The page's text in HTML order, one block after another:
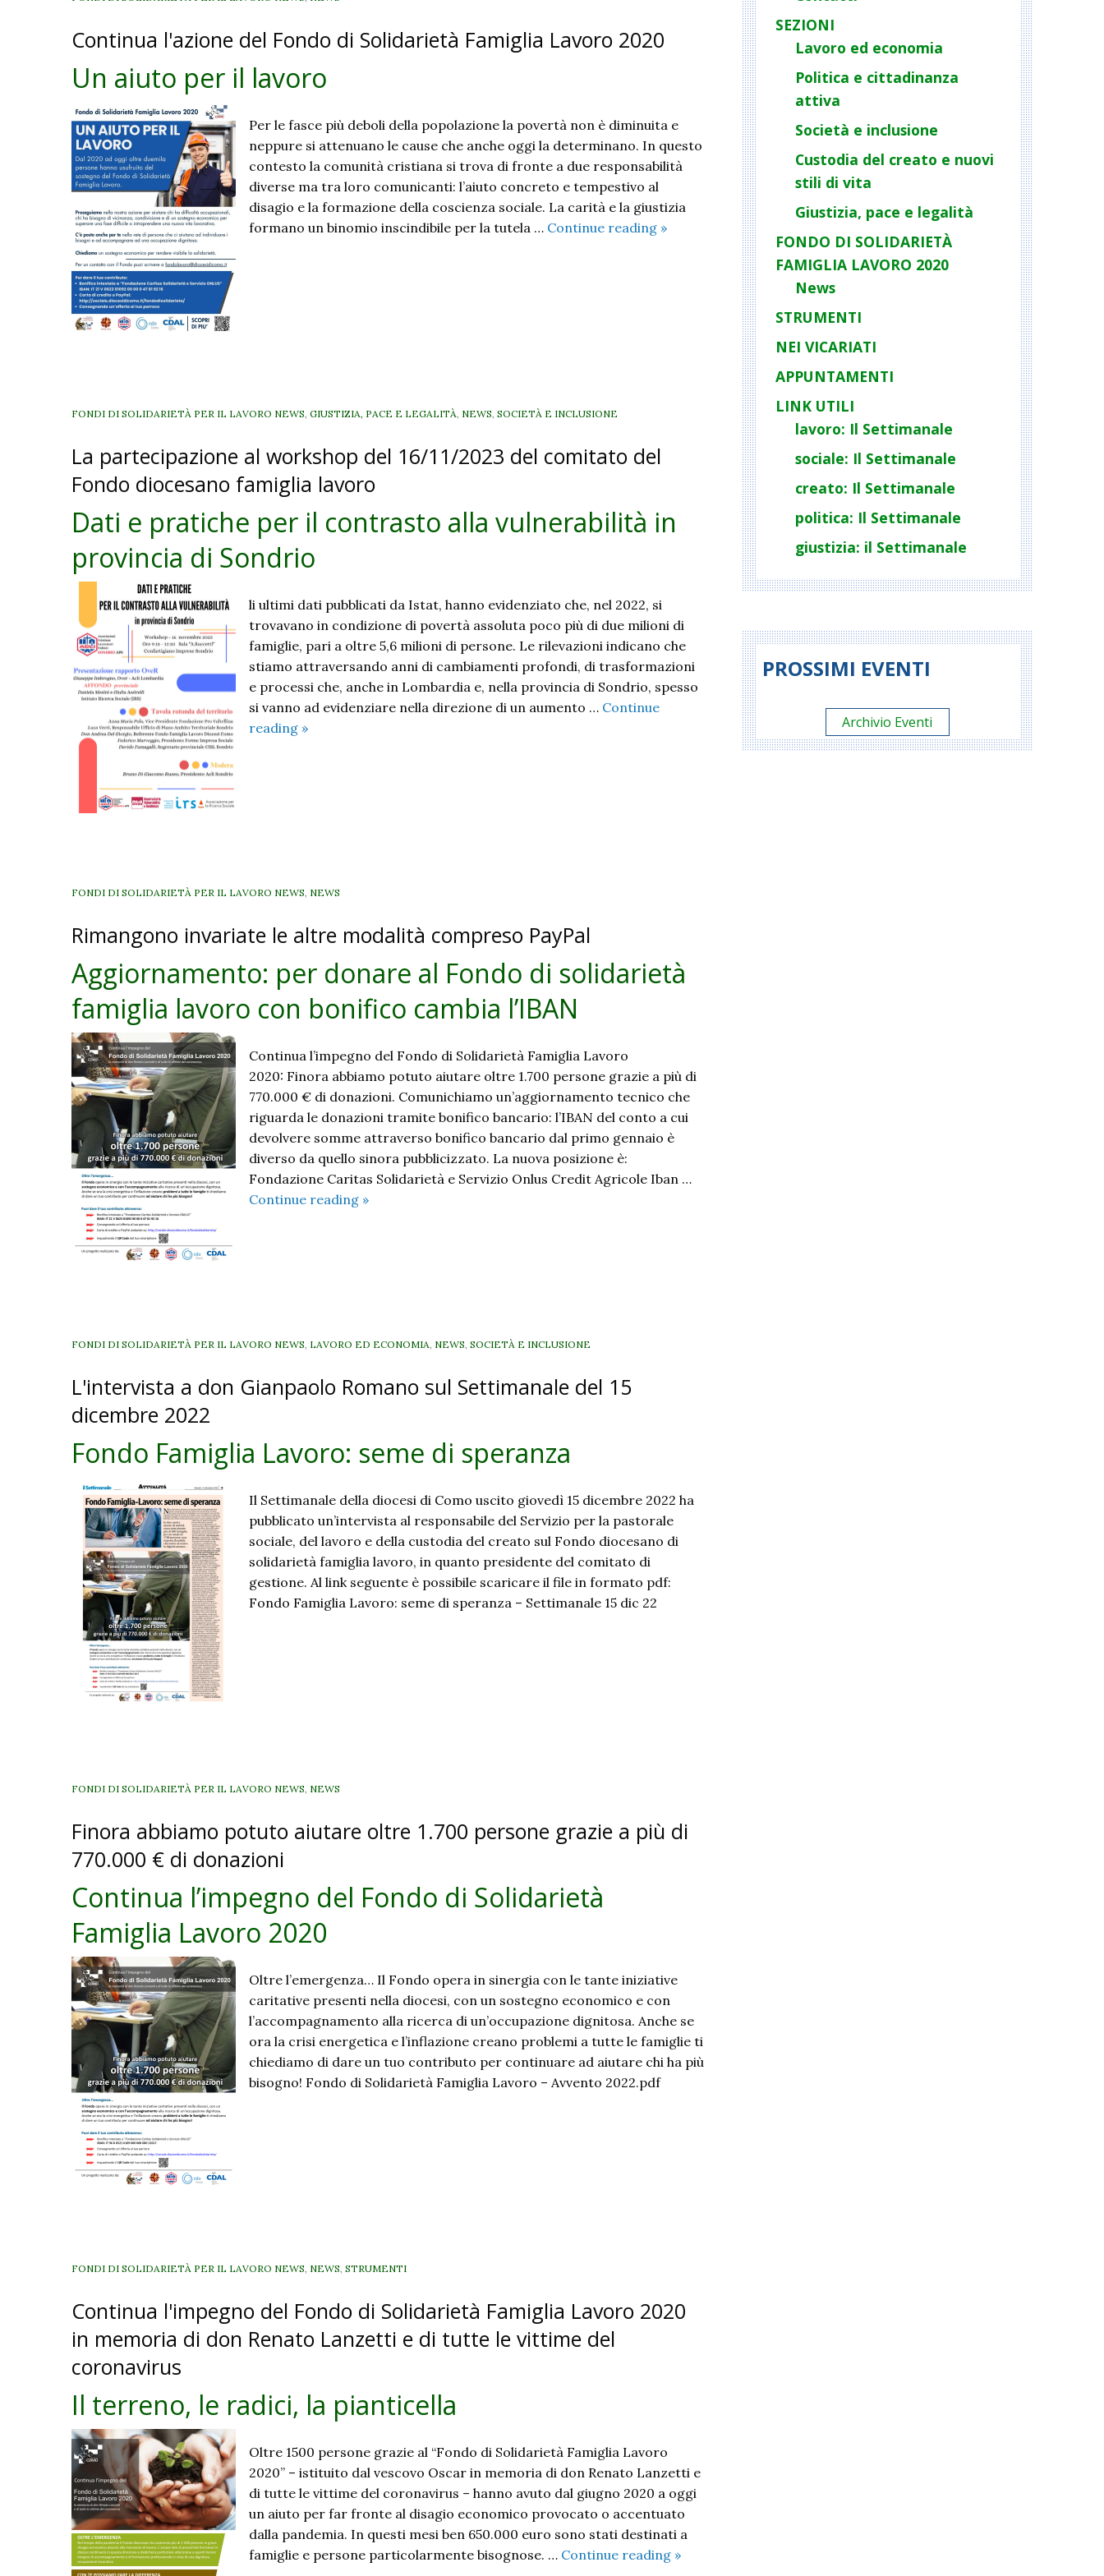
Continua l'azione del Fondo di Solidarietà Famiglia Lavoro 2020
Un aiuto per il lavoro
Per le fasce più deboli della popolazione la povertà non è diminuita e
neppure si attenuano le cause che anche oggi la determinano. In questo
contesto la comunità cristiana si trova di fronte a due responsabilità
diverse ma tra loro comunicanti: l’aiuto concreto e tempestivo al
disagio e la formazione della coscienza sociale. La carità e la giustizia
formano un binomio inscindibile per la tutela … Continue reading Un
»
FONDI DI SOLIDARIETÀ PER IL LAVORO NEWS GIUSTIZIA, PACE E LEGALITÀ NEWS SOCIETÀ E INCLUSIONE
La partecipazione al workshop del 16/11/2023 del comitato del
Fondo diocesano famiglia lavoro
Dati e pratiche per il contrasto alla vulnerabilità in
provincia di Sondrio
li ultimi dati pubblicati da Istat, hanno evidenziato che, nel 2022, si
trovavano in condizione di povertà assoluta poco più di due milioni di
famiglie, pari a oltre 5,6 milioni di persone. Le rilevazioni indicano che
stiamo attraversando anni di cambiamenti profondi, di trasformazioni
e processi che, anche in Lombardia e, nella provincia di Sondrio, spesso
si vanno ad evidenziare nella direzione di un aumento … Continue
reading Dati
in
di
»
FONDI DI SOLIDARIETÀ PER IL LAVORO NEWS, NEWS
Rimangono invariate le altre modalità compreso PayPal
Aggiornamento: per donare al Fondo di solidarietà
famiglia lavoro con bonifico cambia l’IBAN
Continua l’impegno del Fondo di Solidarietà Famiglia Lavoro
2020: Finora abbiamo potuto aiutare oltre 1.700 persone grazie a più di
770.000 € di donazioni. Comunichiamo un’aggiornamento tecnico che
riguarda le donazioni tramite bonifico bancario: l’IBAN del conto a cui
devolvere somme attraverso bonifico bancario dal primo gennaio è
diverso da quello sinora pubblicizzato. La nuova posizione è:
Fondazione Caritas Solidarietà e Servizio Onlus Credit Agricole Iban …
Continue reading Aggiornamento:
famiglia
con
l’IBAN
»
FONDI DI SOLIDARIETÀ PER IL LAVORO NEWS, LAVORO ED ECONOMIA, NEWS, SOCIETÀ E INCLUSIONE
L'intervista a don Gianpaolo Romano sul Settimanale del 15
dicembre 2022
Fondo Famiglia Lavoro: seme di speranza
Il Settimanale della diocesi di Como uscito giovedì 15 dicembre 2022 ha
pubblicato un’intervista al responsabile del Servizio per la pastorale
sociale, del lavoro e della custodia del creato sul Fondo diocesano di
solidarietà famiglia lavoro, in quanto presidente del comitato di
gestione. Al link seguente è possibile scaricare il file in formato pdf:
Fondo Famiglia Lavoro: seme di speranza – Settimanale 15 dic 22
FONDI DI SOLIDARIETÀ PER IL LAVORO NEWS, NEWS
Finora abbiamo potuto aiutare oltre 1.700 persone grazie a più di
770.000 € di donazioni
Continua l’impegno del Fondo di Solidarietà
Famiglia Lavoro 2020
Oltre l’emergenza… Il Fondo opera in sinergia con le tante iniziative
caritative presenti nella diocesi, con un sostegno economico e con
l’accompagnamento alla ricerca di un’occupazione dignitosa. Anche se
ora la crisi energetica e l’inflazione creano problemi a tutte le famiglie ti
chiediamo di dare un tuo contributo per continuare ad aiutare chi ha più
bisogno! Fondo di Solidarietà Famiglia Lavoro – Avvento 2022.pdf
FONDI DI SOLIDARIETÀ PER IL LAVORO NEWS, NEWS, STRUMENTI
Continua l'impegno del Fondo di Solidarietà Famiglia Lavoro 2020
in memoria di don Renato Lanzetti e di tutte le vittime del
coronavirus
Il terreno, le radici, la pianticella
Oltre 1500 persone grazie al “Fondo di Solidarietà Famiglia Lavoro
2020” – istituito dal vescovo Oscar in memoria di don Renato Lanzetti e
di tutte le vittime del coronavirus – hanno avuto dal giugno 2020 a oggi
un aiuto per far fronte al disagio economico provocato o accentuato
dalla pandemia. In questi mesi ben 650.000 euro sono stati destinati a
famiglie e persone particolarmente bisognose. … Continue reading Il
»
SEZIONI
Lavoro ed economia
Politica e cittadinanza
attiva
Società e inclusione
Custodia del creato e nuovi
stili di vita
Giustizia, pace e legalità
FONDO DI SOLIDARIETÀ
FAMIGLIA LAVORO 2020
News
STRUMENTI
NEI VICARIATI
APPUNTAMENTI
LINK UTILI
lavoro: Il Settimanale
sociale: Il Settimanale
creato: Il Settimanale
politica: Il Settimanale
giustizia: il Settimanale
PROSSIMI EVENTI
Archivio Eventi